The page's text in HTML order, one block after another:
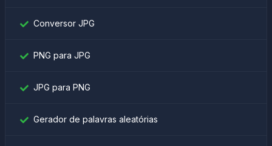
Conversor JPG
PNG para JPG
JPG para PNG
Gerador de palavras aleatórias